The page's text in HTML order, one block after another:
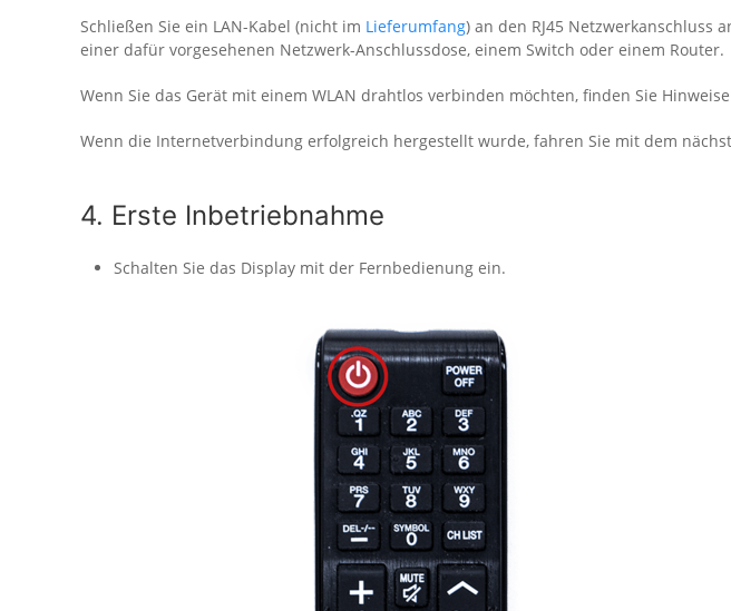
Schließen Sie ein LAN-Kabel (nicht im Lieferumfang) an den RJ45 Netzwerkanschluss
einer dafür vorgesehenen Netzwerk-Anschlussdose, einem Switch oder einem Router.
Wenn Sie das Gerät mit einem WLAN drahtlos verbinden möchten, finden Sie
Wenn die Internetverbindung erfolgreich hergestellt wurde, fahren Sie mit dem
4. Erste Inbetriebnahme
Schalten Sie das Display mit der Fernbedienung ein.